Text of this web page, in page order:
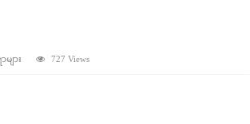
ျား 727 Views